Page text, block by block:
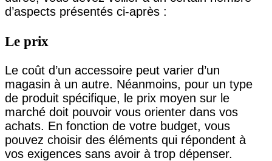
d’aspects présentés ci-après :
Le prix
Le coût d’un accessoire peut varier d’un
magasin à un autre. Néanmoins, pour un type
de produit spécifique, le prix moyen sur le
marché doit pouvoir vous orienter dans vos
achats. En fonction de votre budget, vous
pouvez choisir des éléments qui répondent à
vos exigences sans avoir à trop dépenser.